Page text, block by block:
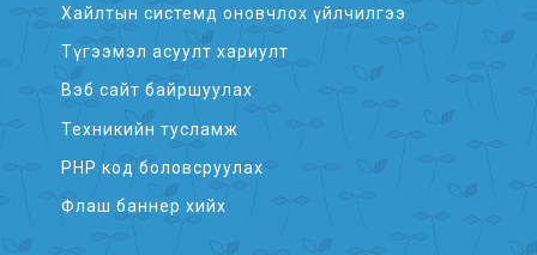
Хайлтын системд оновчлох үйлчилгээ
Түгээмэл асуулт хариулт
Вэб сайт байршуулах
Техникийн тусламж
PHP код боловсруулах
Флаш баннер хийх